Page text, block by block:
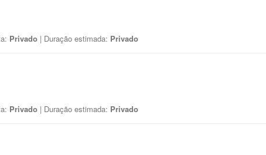
Privado | Duração estimada: Privado
Privado | Duração estimada: Privado